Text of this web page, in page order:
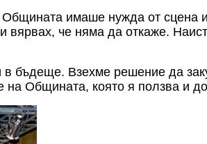
имаше нужда от сцена
че няма да откаже.
бъдеще. Взехме решение да
на Общината, която я ползва и